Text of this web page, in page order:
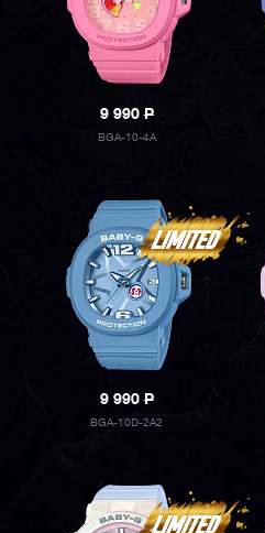
9 990P
BGA-10-4A
9 990P
BGA-10D-2A2